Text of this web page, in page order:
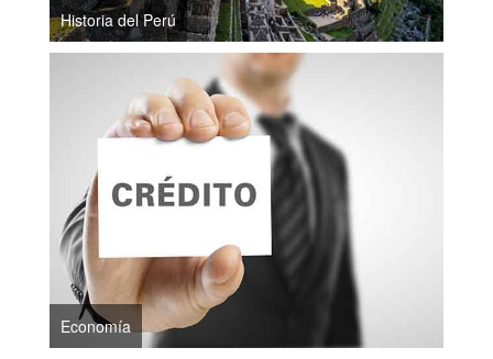
Historia del Perú
Economía